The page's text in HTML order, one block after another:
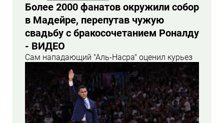
Более 2000 фанатов окружили собор
в Мадейре, перепутав чужую
свадьбу с бракосочетанием Роналду
- ВИДЕО
Сам нападающий "Аль-Насра" оценил курьез